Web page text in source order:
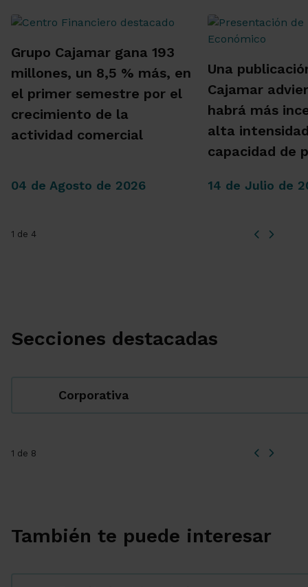
Grupo Cajamar gana 193
millones, un 8,5 % más, en
el primer semestre por el
crecimiento de la
actividad comercial
04 de Agosto de 2026
Una
Cajamar
habrá más
alta
capacidad de
14 de Julio de
1 de 4
Secciones destacadas
Corporativa
1 de 8
También te puede interesar